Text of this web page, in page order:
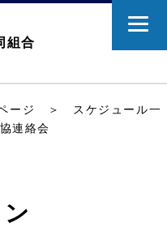
組合
ージ ＞
スケジュール一
連絡会